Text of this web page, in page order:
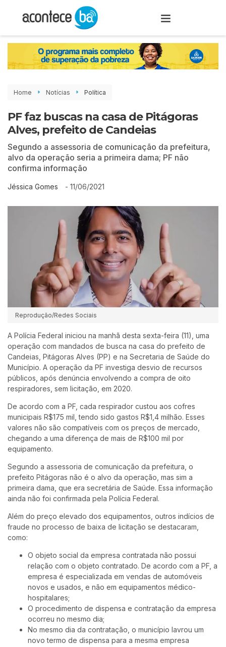
Home Notícias Política
PF faz buscas na casa de Pitágoras
Alves, prefeito de Candeias
Segundo a assessoria de comunicação da prefeitura,
alvo da operação seria a primeira dama; PF não
confirma informação
Jéssica Gomes - 11/06/2021
Reprodução/Redes Sociais
A Polícia Federal iniciou na manhã desta sexta-feira (11), uma
operação com mandados de busca na casa do prefeito de
Candeias, Pitágoras Alves (PP) e na Secretaria de Saúde do
Município. A operação da PF investiga desvio de recursos
públicos, após denúncia envolvendo a compra de oito
respiradores, sem licitação, em 2020.
De acordo com a PF, cada respirador custou aos cofres
municipais R$175 mil, tendo sido gastos R$1,4 milhão. Esses
valores não são compatíveis com os preços de mercado,
chegando a uma diferença de mais de R$100 mil por
equipamento.
Segundo a assessoria de comunicação da prefeitura, o
prefeito Pitágoras não é o alvo da operação, mas sim a
primeira dama, que era secretária de Saúde. Essa informação
ainda não foi confirmada pela Polícia Federal.
Além do preço elevado dos equipamentos, outros indícios de
fraude no processo de baixa de licitação se destacaram,
como:
O objeto social da empresa contratada não possui
relação com o objeto contratado. De acordo com a PF, a
empresa é especializada em vendas de automóveis
novos e usados, e não em equipamentos médico-
hospitalares;
O procedimento de dispensa e contratação da empresa
ocorreu no mesmo dia;
No mesmo dia da contratação, o município lavrou um
novo termo de dispensa para a mesma empresa